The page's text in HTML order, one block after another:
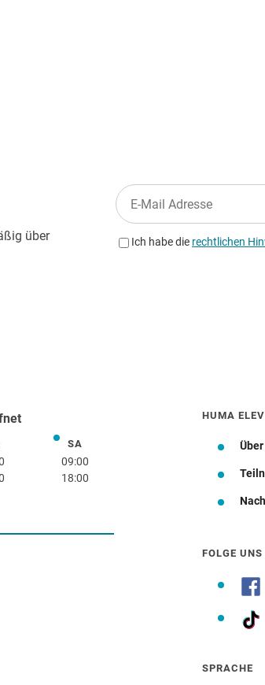
SASamstag
09:00
18:00
HUMA
FOLGE
SPRACHE